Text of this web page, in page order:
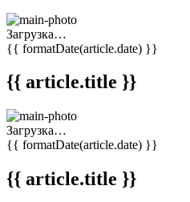
Загрузка…
{{ formatDate(article.date) }}
{{ article.title }}
Загрузка…
{{ formatDate(article.date) }}
{{ article.title }}